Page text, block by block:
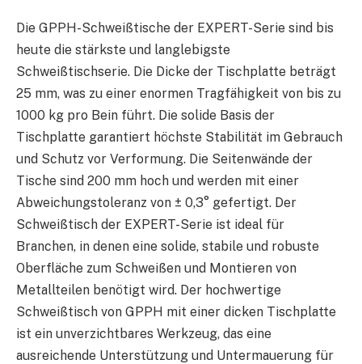
Die GPPH-Schweißtische der EXPERT-Serie sind bis
heute die stärkste und langlebigste
Schweißtischserie. Die Dicke der Tischplatte beträgt
25 mm, was zu einer enormen Tragfähigkeit von bis zu
1000 kg pro Bein führt. Die solide Basis der
Tischplatte garantiert höchste Stabilität im Gebrauch
und Schutz vor Verformung. Die Seitenwände der
Tische sind 200 mm hoch und werden mit einer
Abweichungstoleranz von ± 0,3° gefertigt. Der
Schweißtisch der EXPERT-Serie ist ideal für
Branchen, in denen eine solide, stabile und robuste
Oberfläche zum Schweißen und Montieren von
Metallteilen benötigt wird. Der hochwertige
Schweißtisch von GPPH mit einer dicken Tischplatte
ist ein unverzichtbares Werkzeug, das eine
ausreichende Unterstützung und Untermauerung für